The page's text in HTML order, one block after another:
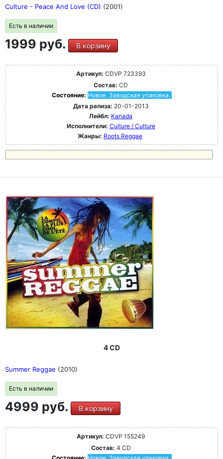
Culture - Peace And Love (CD) (2001)
Есть в наличии
1999 руб. В корзину
Артикул: CDVP 723393
Состав: CD
Состояние: Новое. Заводская упаковка.
Дата релиза: 20-01-2013
Лейбл: Kanada
Исполнители: Culture / Culture
Жанры: Roots Reggae
4 CD
Summer Reggae (2010)
Есть в наличии
4999 руб. В корзину
Артикул: CDVP 155249
Состав: 4 CD